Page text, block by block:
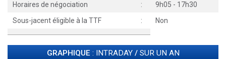
Horaires de négociation
:
9h05 - 17h30
Sous-jacent éligible à la TTF
: Non
GRAPHIQUE : INTRADAY/ SUR UN AN